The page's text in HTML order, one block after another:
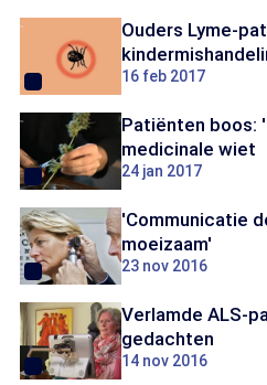
Ouders Lyme-
16 feb 2017
Patiënten boos:
medicinale wiet
24 jan 2017
'Communicatie
moeizaam'
23 nov 2016
Verlamde ALS-
gedachten
14 nov 2016